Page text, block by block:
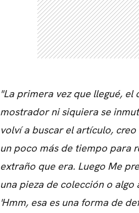
"La primera vez que llegué, el
mostrador ni siquiera se
volví a buscar el artículo,
un poco más de tiempo para
extraño que era. Luego Me
una pieza de colección o algo
'Hmm, esa es una forma de
CARREGANDO